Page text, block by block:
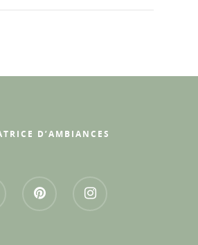
D’AMBIANCES